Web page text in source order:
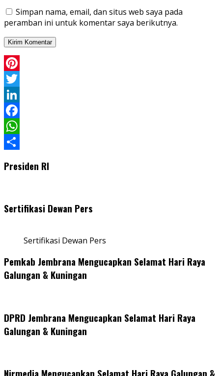
Simpan nama, email, dan situs web saya pada
peramban ini untuk komentar saya berikutnya.
Pinterest
Twitter
LinkedIn
Facebook
WhatsApp
Presiden RI
Sertifikasi Dewan Pers
Sertifikasi Dewan Pers
Pemkab Jembrana Mengucapkan Selamat Hari Raya
Galungan & Kuningan
DPRD Jembrana Mengucapkan Selamat Hari Raya
Galungan & Kuningan